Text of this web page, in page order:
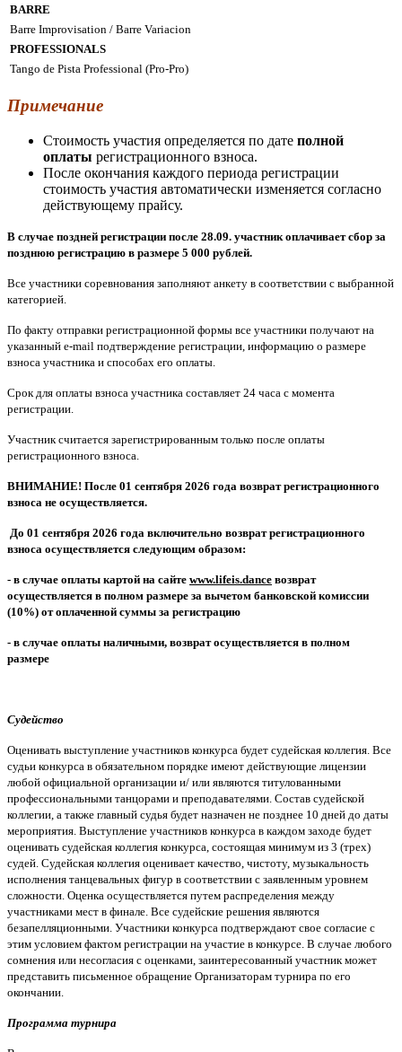
BARRE
Barre Improvisation / Barre Variacion
PROFESSIONALS
Tango de Pista Professional (Pro-Pro)
Примечание
Стоимость участия определяется по дате полной
оплаты регистрационного взноса.
После окончания каждого периода регистрации
стоимость участия автоматически изменяется согласно
действующему прайсу.
В случае поздней регистрации после 28.09. участник оплачивает сбор за
позднюю регистрацию в размере 5 000 рублей.
Все участники соревнования заполняют анкету в соответствии с выбранной
категорией.
По факту отправки регистрационной формы все участники получают на
указанный e-mail подтверждение регистрации, информацию о размере
взноса участника и способах его оплаты.
Срок для оплаты взноса участника составляет 24 часа с момента
регистрации.
Участник считается зарегистрированным только после оплаты
регистрационного взноса.
ВНИМАНИЕ! После 01 сентября 2026 года возврат регистрационного
взноса не осуществляется.
До 01 сентября 2026 года включительно возврат регистрационного
взноса осуществляется следующим образом:
- в случае оплаты картой на сайте www.lifeis.dance возврат
осуществляется в полном размере за вычетом банковской комиссии
(10%) от оплаченной суммы за регистрацию
- в случае оплаты наличными, возврат осуществляется в полном
размере
Судейство
Оценивать выступление участников конкурса будет судейская коллегия. Все
судьи конкурса в обязательном порядке имеют действующие лицензии
любой официальной организации и/ или являются титулованными
профессиональными танцорами и преподавателями. Состав судейской
коллегии, а также главный судья будет назначен не позднее 10 дней до даты
мероприятия. Выступление участников конкурса в каждом заходе будет
оценивать судейская коллегия конкурса, состоящая минимум из 3 (трех)
судей. Судейская коллегия оценивает качество, чистоту, музыкальность
исполнения танцевальных фигур в соответствии с заявленным уровнем
сложности. Оценка осуществляется путем распределения между
участниками мест в финале. Все судейские решения являются
безапелляционными. Участники конкурса подтверждают свое согласие с
этим условием фактом регистрации на участие в конкурсе. В случае любого
сомнения или несогласия с оценками, заинтересованный участник может
представить письменное обращение Организаторам турнира по его
окончании.
Программа турнира